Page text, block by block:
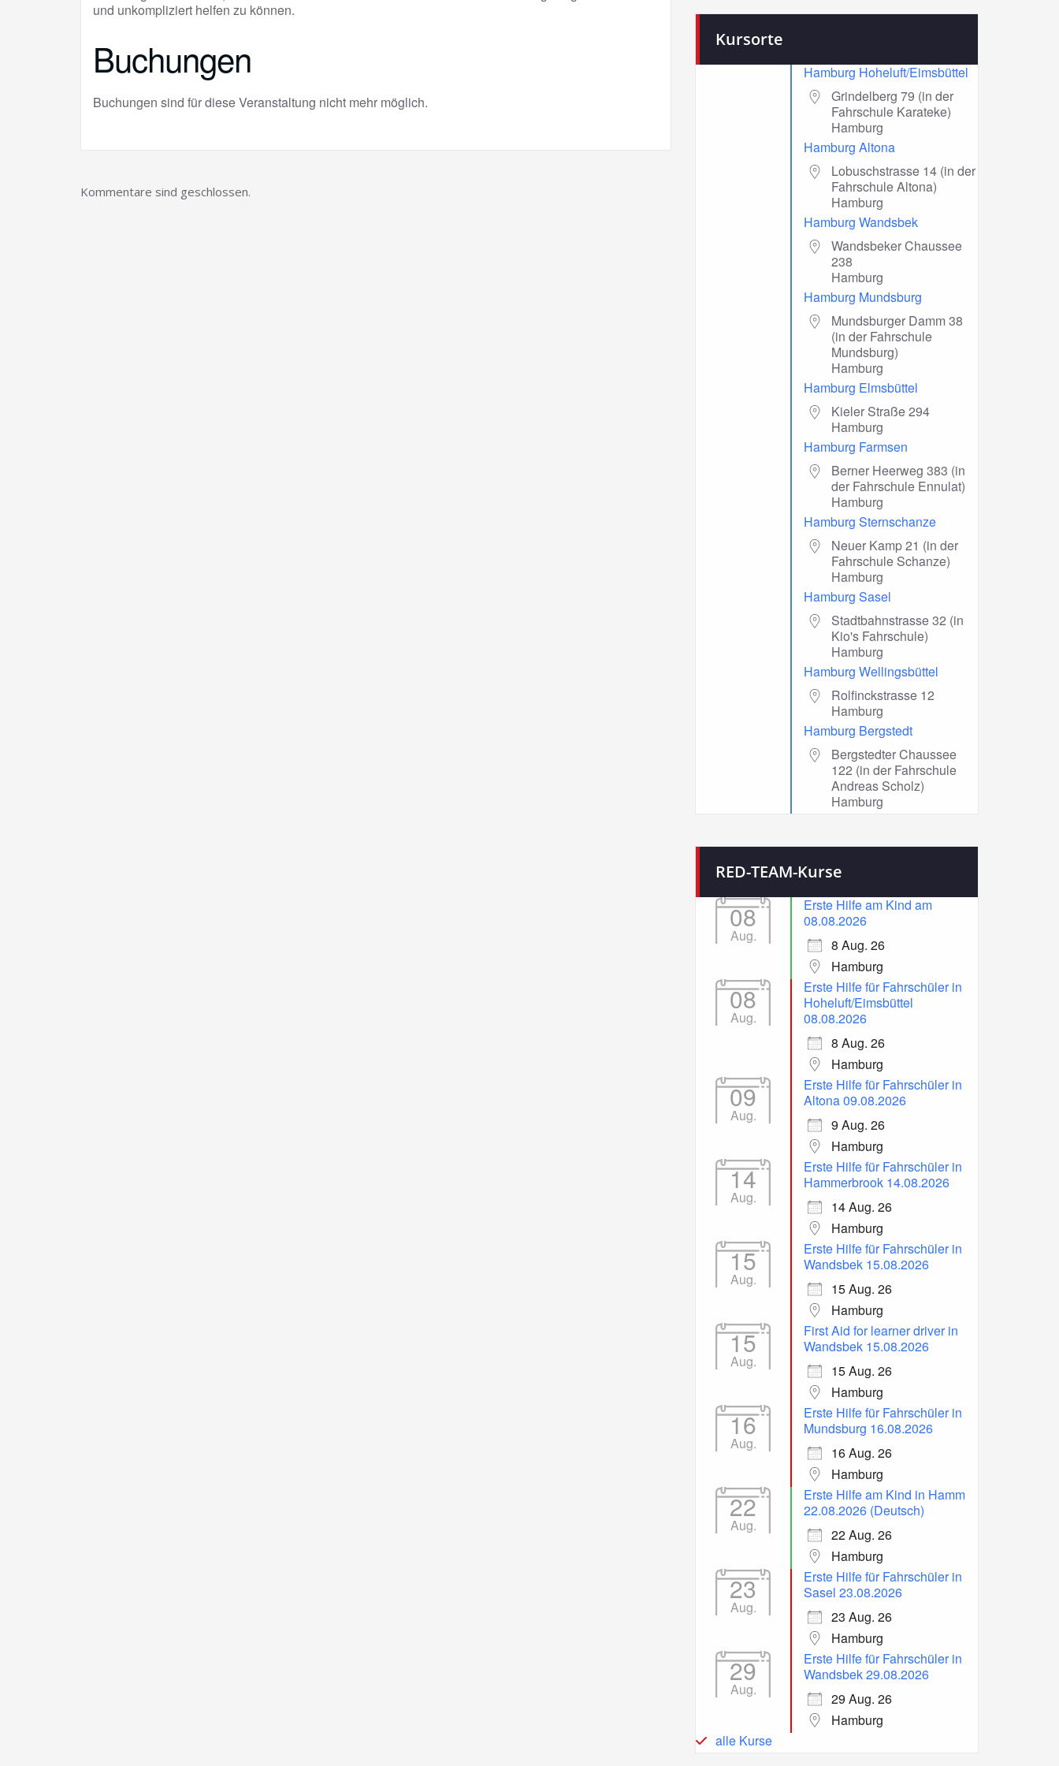
und unkompliziert helfen zu können.
Buchungen
Buchungen sind für diese Veranstaltung nicht mehr möglich.
Kommentare sind geschlossen.
Kursorte
Hamburg Hoheluft/Eimsbüttel
Grindelberg 79 (in der
Fahrschule Karateke)
Hamburg
Hamburg Altona
Lobuschstrasse 14 (in der
Fahrschule Altona)
Hamburg
Hamburg Wandsbek
Wandsbeker Chaussee
238
Hamburg
Hamburg Mundsburg
Mundsburger Damm 38
(in der Fahrschule
Mundsburg)
Hamburg
Hamburg Elmsbüttel
Kieler Straße 294
Hamburg
Hamburg Farmsen
Berner Heerweg 383 (in
der Fahrschule Ennulat)
Hamburg
Hamburg Sternschanze
Neuer Kamp 21 (in der
Fahrschule Schanze)
Hamburg
Hamburg Sasel
Stadtbahnstrasse 32 (in
Kio's Fahrschule)
Hamburg
Hamburg Wellingsbüttel
Rolfinckstrasse 12
Hamburg
Hamburg Bergstedt
Bergstedter Chaussee
122 (in der Fahrschule
Andreas Scholz)
Hamburg
RED-TEAM-Kurse
08
Aug.
Erste Hilfe am Kind am
08.08.2026
8 Aug. 26
Hamburg
08
Aug.
Erste Hilfe für Fahrschüler in
Hoheluft/Eimsbüttel
08.08.2026
8 Aug. 26
Hamburg
09
Aug.
Erste Hilfe für Fahrschüler in
Altona 09.08.2026
9 Aug. 26
Hamburg
14
Aug.
Erste Hilfe für Fahrschüler in
Hammerbrook 14.08.2026
14 Aug. 26
Hamburg
15
Aug.
Erste Hilfe für Fahrschüler in
Wandsbek 15.08.2026
15 Aug. 26
Hamburg
15
Aug.
First Aid for learner driver in
Wandsbek 15.08.2026
15 Aug. 26
Hamburg
16
Aug.
Erste Hilfe für Fahrschüler in
Mundsburg 16.08.2026
16 Aug. 26
Hamburg
22
Aug.
Erste Hilfe am Kind in Hamm
22.08.2026 (Deutsch)
22 Aug. 26
Hamburg
23
Aug.
Erste Hilfe für Fahrschüler in
Sasel 23.08.2026
23 Aug. 26
Hamburg
29
Aug.
Erste Hilfe für Fahrschüler in
Wandsbek 29.08.2026
29 Aug. 26
Hamburg
alle Kurse